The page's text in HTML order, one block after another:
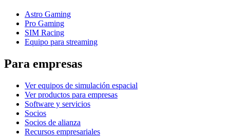
Astro Gaming
Pro Gaming
SIM Racing
Equipo para streaming
Para empresas
Ver equipos de simulación espacial
Ver productos para empresas
Software y servicios
Socios
Socios de alianza
Recursos empresariales